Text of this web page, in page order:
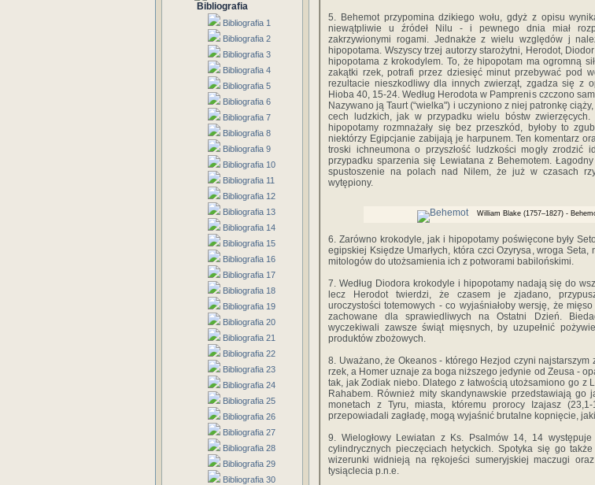
Bibliografia
Bibliografia 1
Bibliografia 2
Bibliografia 3
Bibliografia 4
Bibliografia 5
Bibliografia 6
Bibliografia 7
Bibliografia 8
Bibliografia 9
Bibliografia 10
Bibliografia 11
Bibliografia 12
Bibliografia 13
Bibliografia 14
Bibliografia 15
Bibliografia 16
Bibliografia 17
Bibliografia 18
Bibliografia 19
Bibliografia 20
Bibliografia 21
Bibliografia 22
Bibliografia 23
Bibliografia 24
Bibliografia 25
Bibliografia 26
Bibliografia 27
Bibliografia 28
Bibliografia 29
Bibliografia 30
5. Behemot przypomina dzikiego wołu, gdyż z opisu
niewątpliwie u źródeł Nilu - i pewnego dnia miał
zakrzywionymi rogami. Jednakże z wielu względów j
hipopotama. Wszyscy trzej autorzy starożytni, Herodot,
hipopotama z krokodylem. To, że hipopotam ma ogromną
zakątki rzek, potrafi przez dziesięć minut przebywać pod
rezultacie nieszkodliwy dla innych zwierząt, zgadza się z
Hioba 40, 15-24. Według Herodota w Pamprenis czczono
Nazywano ją Taurt (“wielka") i uczyniono z niej patronkę
cech ludzkich, jak w przypadku wielu bóstw
hipopotamy rozmnażały się bez przeszkód, byłoby to
niektórzy Egipcjanie zabijają je harpunem. Ten komentarz
troski ichneumona o przyszłość ludzkości mogły zrodzić
przypadku sparzenia się Lewiatana z Behemotem.
spustoszenie na polach nad Nilem, że już w czasach
wytępiony.
William Blake (1757–1827) -
6. Zarówno krokodyle, jak i hipopotamy poświęcone były
egipskiej Księdze Umarłych, która czci Ozyrysa, wroga Seta,
mitologów do utożsamienia ich z potworami babilońskimi.
7. Według Diodora krokodyle i hipopotamy nadają się do
lecz Herodot twierdzi, że czasem je zjadano,
uroczystości totemowych - co wyjaśniałoby wersję, że
zachowane dla sprawiedliwych na Ostatni Dzień.
wyczekiwali zawsze świąt mięsnych, by uzupełnić
produktów zbożowych.
8. Uważano, że Okeanos - którego Hezjod czyni najstarszym
rzek, a Homer uznaje za boga niższego jedynie od Zeusa -
tak, jak Zodiak niebo. Dlatego z łatwością utożsamiono go z
Rahabem. Również mity skandynawskie przedstawiają go
monetach z Tyru, miasta, któremu prorocy Izajasz
przepowiadali zagładę, mogą wyjaśnić brutalne kopnięcie,
9. Wielogłowy Lewiatan z Ks. Psalmów 14, 14
cylindrycznych pieczęciach hetyckich. Spotyka się go
wizerunki widnieją na rękojeści sumeryjskiej maczugi
tysiąclecia p.n.e.